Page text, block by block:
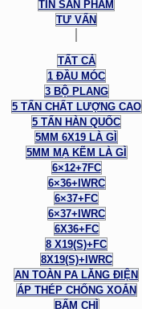
TIN SẢN PHẨM
TƯ VẤN
TẤT CẢ
1 ĐẦU MÓC
3 BỘ PLANG
5 TẤN CHẤT LƯỢNG CAO
5 TẤN HÀN QUỐC
5MM 6X19 LÀ GÌ
5MM MẠ KẼM LÀ GÌ
6×12+7FC
6×36+IWRC
6×37+FC
6×37+IWRC
6X36+FC
8 X19(S)+FC
8X19(S)+IWRC
AN TOÀN PA LĂNG ĐIỆN
ÁP THÉP CHỐNG XOẮN
BẤM CHÌ